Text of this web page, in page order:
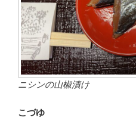
ニシンの山椒漬け
こづゆ